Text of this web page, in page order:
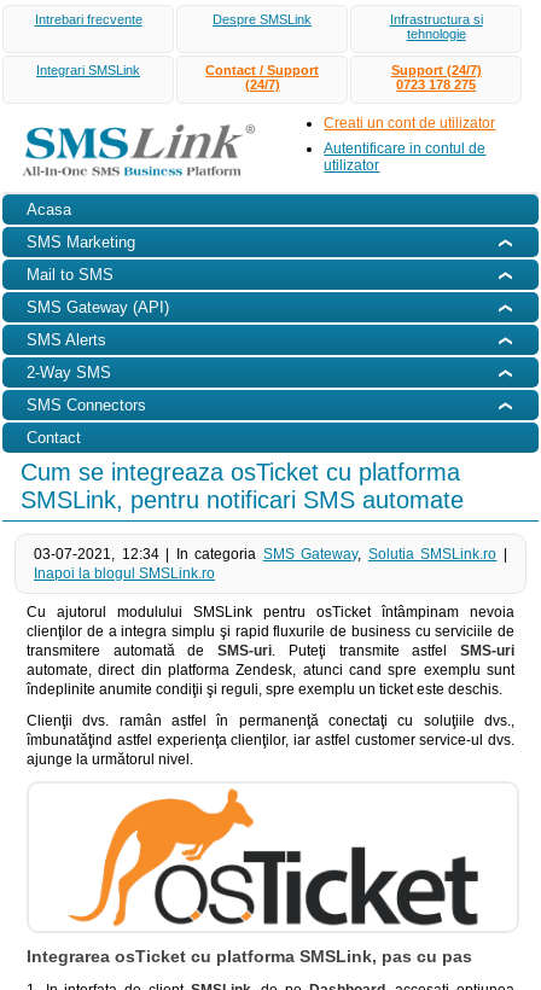
Intrebari frecvente Despre SMSLink
Infrastructura si
tehnologie
Integrari SMSLink
Contact / Support
(24/7)
Support (24/7)
0723 178 275
Creati un cont de utilizator
Autentificare in contul de
utilizator
Acasa
SMS Marketing
Mail to SMS
SMS Gateway (API)
SMS Alerts
2-Way SMS
SMS Connectors
Contact
Cum se integreaza osTicket cu platforma
SMSLink, pentru notificari SMS automate
03-07-2021, 12:34 | In categoria SMS Gateway, Solutia SMSLink.ro
Inapoi la blogul SMSLink.ro
Cu ajutorul modulului SMSLink pentru osTicket întâmpinam nevoia
clienţilor de a integra simplu şi rapid fluxurile de business cu serviciile de
transmitere automată deSMS-uri. Puteţi transmite astfelSMS-uri
automate, direct din platforma Zendesk, atunci cand spre exemplu sunt
îndeplinite anumite condiţii şi reguli, spre exemplu un ticket este deschis.
Clienţii dvs. ramân astfel în permanenţă conectaţi cu soluţiile dvs.,
îmbunatăţind astfel experienţa clienţilor, iar astfel customer service-ul dvs.
ajunge la următorul nivel.
Integrarea osTicket cu platforma SMSLink, pas cu pas